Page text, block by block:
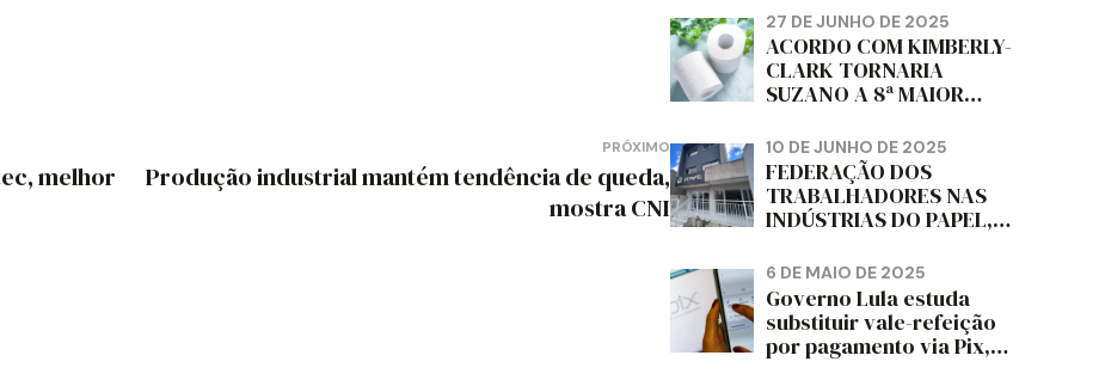
melhor
PRÓXIMO
Produção industrial mantém tendência de queda,
mostra CNI
da dignidade sindical.
27 DE JUNHO DE 2025
ACORDO COM KIMBERLY-
CLARK TORNARIA
SUZANO A 8ª MAIOR
HIGIÊNICO DO MUNDO,
DIZ FITCH
10 DE JUNHO DE 2025
FEDERAÇÃO DOS
TRABALHADORES NAS
INDÚSTRIAS DO PAPEL,
CORTIÇA E ARTEFATOS
DE PAPEL DO ESTADO DO
PARANÁ – FETRAPEL-PR
6 DE MAIO DE 2025
Governo Lula estuda
substituir vale-refeição
por pagamento via Pix,